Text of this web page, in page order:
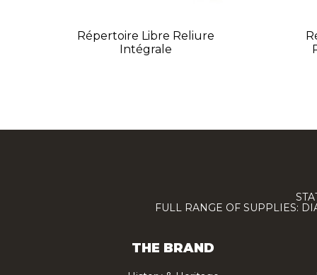
Répertoire Libre Reliure
Intégrale
FULL RANGE OF SUPPLIES:
THE BRAND